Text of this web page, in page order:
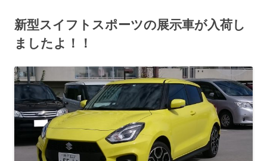
新型スイフトスポーツの展示車が入荷し
ましたよ！！